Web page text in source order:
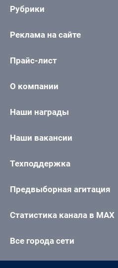
Рубрики
Реклама на сайте
Прайс-лист
О компании
Наши награды
Наши вакансии
Техподдержка
Предвыборная агитация
Статистика канала в MAX
Все города сети